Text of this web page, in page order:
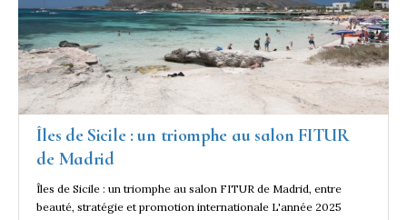
Îles de Sicile : un triomphe au salon FITUR
de Madrid
Îles de Sicile : un triomphe au salon FITUR de Madrid, entre
beauté, stratégie et promotion internationale L'année 2025